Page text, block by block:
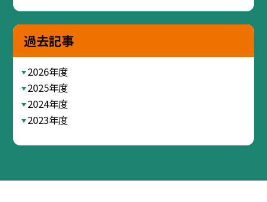
過去記事
2026年度
2025年度
2024年度
2023年度